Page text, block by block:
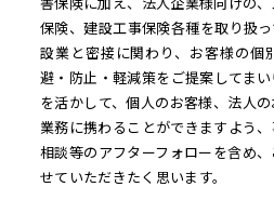
保険、建設工事保険各種を取り扱
設業と密接に関わり、お客様の個
避・防止・軽減策をご提案してま
を活かして、個人のお客様、法人
業務に携わることができますよう
相談等のアフターフォローを含め
せていただきたく思います。